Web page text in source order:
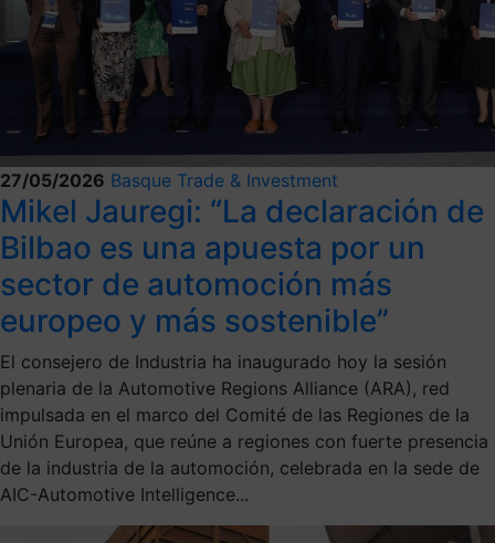
27/05/2026 Basque Trade & Investment
Mikel Jauregi: “La declaración de
Bilbao es una apuesta por un
sector de automoción más
europeo y más sostenible”
El consejero de Industria ha inaugurado hoy la sesión
plenaria de la Automotive Regions Alliance (ARA), red
impulsada en el marco del Comité de las Regiones de la
Unión Europea, que reúne a regiones con fuerte presencia
de la industria de la automoción, celebrada en la sede de
AIC-Automotive Intelligence...